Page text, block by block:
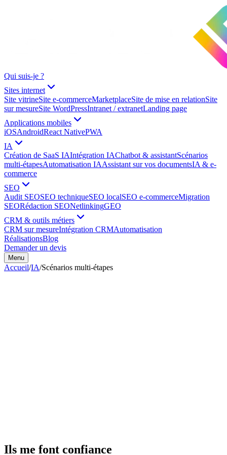
Qui suis-je ?
Sites internet
Site vitrineSite e-commerceMarketplaceSite de mise en relationSite
sur mesureSite WordPressIntranet / extranetLanding page
Applications mobiles
iOSAndroidReact NativePWA
IA
Création de SaaS IAIntégration IAChatbot & assistantScénarios
multi-étapesAutomatisation IAAssistant sur vos documentsIA & e-
commerce
SEO
Audit SEOSEO techniqueSEO localSEO e-commerceMigration
SEORédaction SEONetlinkingGEO
CRM & outils métiers
CRM sur mesureIntégration CRMAutomatisation
RéalisationsBlog
Demander un devis
Menu
Accueil/IA/Scénarios multi-étapes
Ils me font confiance